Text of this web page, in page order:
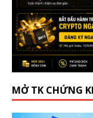
MỞ TK CHỨNG